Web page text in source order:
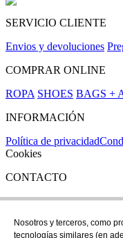
SERVICIO CLIENTE
Envios y devoluciones
COMPRAR ONLINE
ROPA SHOES BAGS +
INFORMACIÓN
Política de privacidad
Cookies
CONTACTO
Si tienes cualquier duda
Nosotros y terceros, como
tecnologías similares (en